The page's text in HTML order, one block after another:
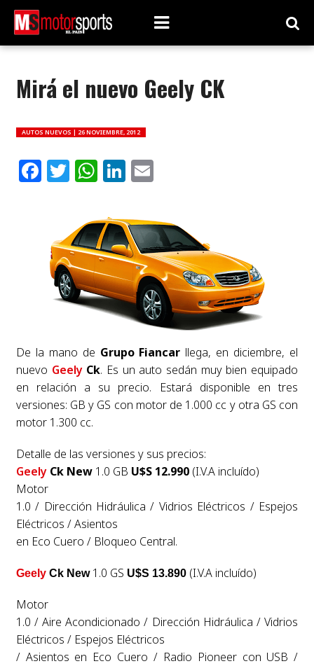
Mirá el nuevo Geely CK
AUTOS NUEVOS | 26 NOVIEMBRE, 2012
Facebook
Twitter
WhatsApp
LinkedIn
Email
De la mano de Grupo Fiancar llega, en diciembre, el
nuevo Geely Ck. Es un auto sedán muy bien equipado
en relación a su precio. Estará disponible en tres
versiones: GB y GS con motor de 1.000 cc y otra GS con
motor 1.300 cc.
Detalle de las versiones y sus precios:
Geely Ck New1.0 GB U$S 12.990(I.V.A incluído)
Motor
1.0 / Dirección Hidráulica / Vidrios Eléctricos / Espejos
Eléctricos / Asientos
en Eco Cuero / Bloqueo Central.
Geely Ck New1.0 GS U$S 13.890(I.V.A incluído)
Motor
1.0 / Aire Acondicionado / Dirección Hidráulica / Vidrios
Eléctricos / Espejos Eléctricos
/ Asientos en Eco Cuero / Radio Pioneer con USB /